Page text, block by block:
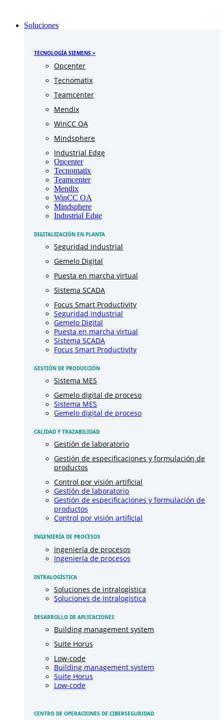
Soluciones
TECNOLOGÍA SIEMENS >
Opcenter
Tecnomatix
Teamcenter
Mendix
WinCC OA
Mindsphere
Industrial Edge
Opcenter
Tecnomatix
Teamcenter
Mendix
WinCC OA
Mindsphere
Industrial Edge
DIGITALIZACIÓN EN PLANTA
Seguridad industrial
Gemelo Digital
Puesta en marcha virtual
Sistema SCADA
Focus Smart Productivity
Seguridad industrial
Gemelo Digital
Puesta en marcha virtual
Sistema SCADA
Focus Smart Productivity
GESTIÓN DE PRODUCCIÓN
Sistema MES
Gemelo digital de proceso
Sistema MES
Gemelo digital de proceso
CALIDAD Y TRAZABILIDAD
Gestión de laboratorio
Gestión de especificaciones y formulación de
productos
Control por visión artificial
Gestión de laboratorio
Gestión de especificaciones y formulación de
productos
Control por visión artificial
INGENIERÍA DE PROCESOS
Ingeniería de procesos
Ingeniería de procesos
INTRALOGÍSTICA
Soluciones de intralogística
Soluciones de intralogística
DESARROLLO DE APLICACIONES
Building management system
Suite Horus
Low-code
Building management system
Suite Horus
Low-code
CENTRO DE OPERACIONES DE CIBERSEGURIDAD